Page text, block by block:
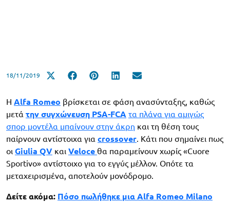
18/11/2019
Η Alfa Romeo βρίσκεται σε φάση ανασύνταξης, καθώς
μετά την συγχώνευση PSA-FCA τα πλάνα για αμιγώς
σπορ μοντέλα μπαίνουν στην άκρη και τη θέση τους
παίρνουν αντίστοιχα για crossover. Κάτι που σημαίνει πως
οι Giulia QV και Veloce θα παραμείνουν χωρίς «Cuore
Sportivo» αντίστοιχο για το εγγύς μέλλον. Οπότε τα
μεταχειρισμένα, αποτελούν μονόδρομο.
Δείτε ακόμα: Πόσο πωλήθηκε μια Alfa Romeo Milano